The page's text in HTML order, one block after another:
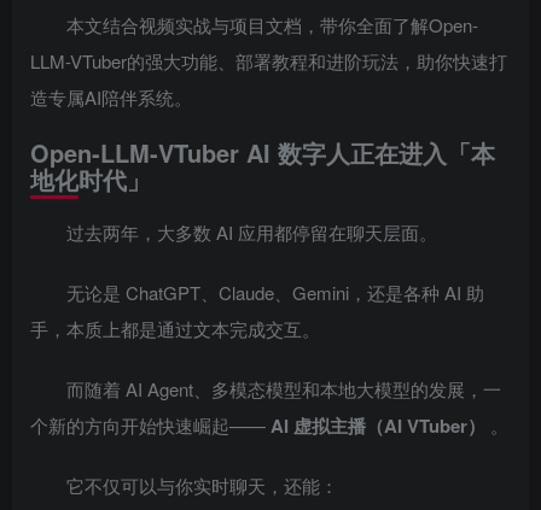
本文结合视频实战与项目文档，带你全面了解Open-
LLM-VTuber的强大功能、部署教程和进阶玩法，助你快速打
造专属AI陪伴系统。
Open-LLM-VTuber AI 数字人正在进入「本
地化时代」
过去两年，大多数 AI 应用都停留在聊天层面。
无论是 ChatGPT、Claude、Gemini，还是各种 AI 助
手，本质上都是通过文本完成交互。
而随着 AI Agent、多模态模型和本地大模型的发展，一
个新的方向开始快速崛起——AI 虚拟主播（AI VTuber） 。
它不仅可以与你实时聊天，还能：